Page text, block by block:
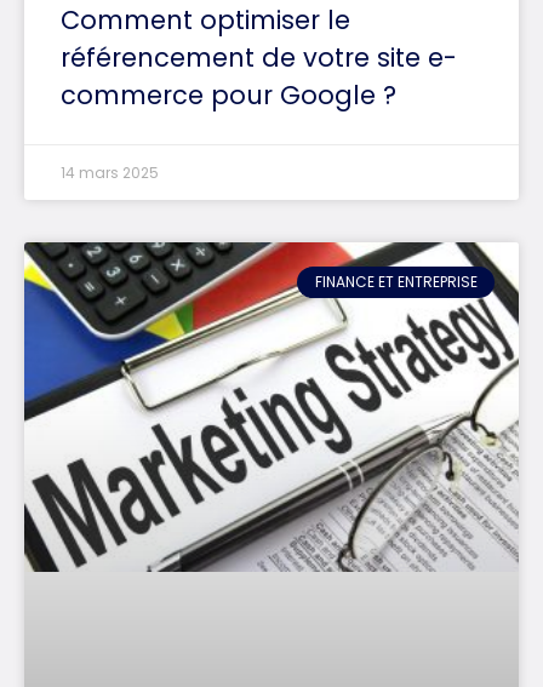
Comment optimiser le
référencement de votre site e-
commerce pour Google ?
14 mars 2025
FINANCE ET ENTREPRISE